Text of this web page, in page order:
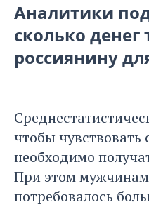
Аналитики
сколько денег
россиянину
чтобы чувствовать
необходимо
При этом мужчинам
потребовалось